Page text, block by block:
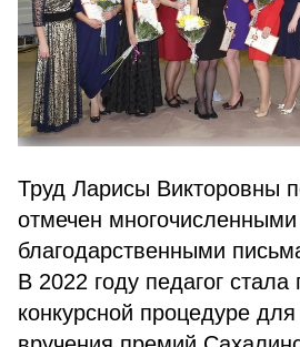
Труд Ларисы Викторовны
отмечен многочисленными
благодарственными
В 2022 году педагог
конкурсной процедуре